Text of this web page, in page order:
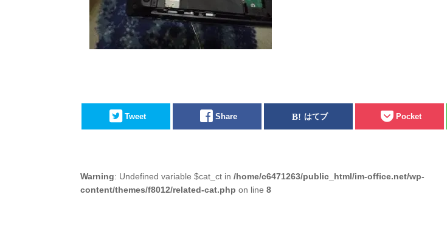
Tweet Share はてブ Pocket
Warning: Undefined variable $cat_ct in /home/c6471263/public_html/im-office.net/wp-
content/themes/f8012/related-cat.php on line 8